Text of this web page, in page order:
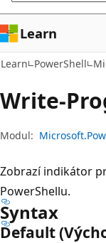
Learn
Learn PowerShell
Write-
Modul:
Zobrazí indikátor
PowerShellu.
Syntax
Default